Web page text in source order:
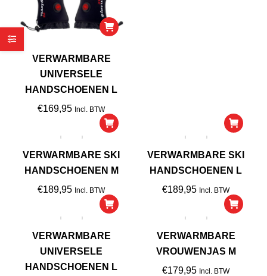
VERWARMBARE
UNIVERSELE
HANDSCHOENEN L
€169,95 Incl. BTW
VERWARMBARE SKI
HANDSCHOENEN M
€189,95 Incl. BTW
VERWARMBARE SKI
HANDSCHOENEN L
€189,95 Incl. BTW
VERWARMBARE
UNIVERSELE
HANDSCHOENEN L
VERWARMBARE
VROUWENJAS M
€179,95 Incl. BTW